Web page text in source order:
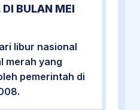
BULAN MEI
libur nasional
merah yang
pemerintah di